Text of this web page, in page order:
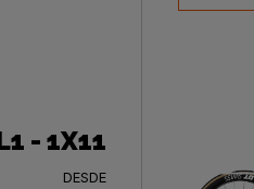
- 1X11
DESDE